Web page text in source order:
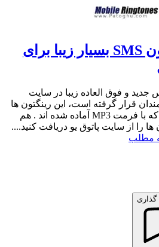
مجموعه ۱۲ رینگتون SMS بسیار زیبا برای
ام اس جدید و فوق العاده زیبا در سایت
قرار گرفته است، این رینگتون ها
از کیفیت بالایی برخوردارند که با فرمت MP3 آماده شده اند . هم
ها را از سایت پاتوق یو دریافت کنید....
مطلب